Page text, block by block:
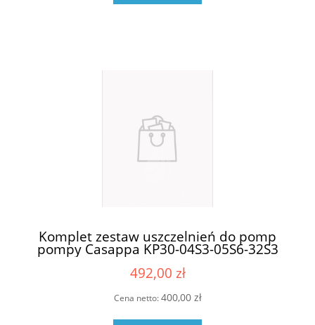
Komplet zestaw uszczelnień do pomp
pompy Casappa KP30-04S3-05S6-32S3
492,00 zł
Cena netto:400,00 zł